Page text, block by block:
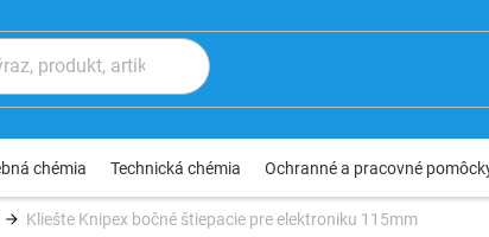
chémia Technická chémia Ochranné a pracovné
Kliešte Knipex bočné štiepacie pre elektroniku 115mm